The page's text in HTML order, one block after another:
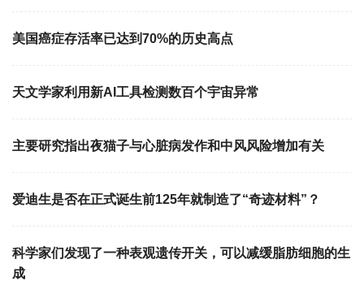
美国癌症存活率已达到70%的历史高点
天文学家利用新AI工具检测数百个宇宙异常
主要研究指出夜猫子与心脏病发作和中风风险增加有关
爱迪生是否在正式诞生前125年就制造了“奇迹材料”？
科学家们发现了一种表观遗传开关，可以减缓脂肪细胞的生
成